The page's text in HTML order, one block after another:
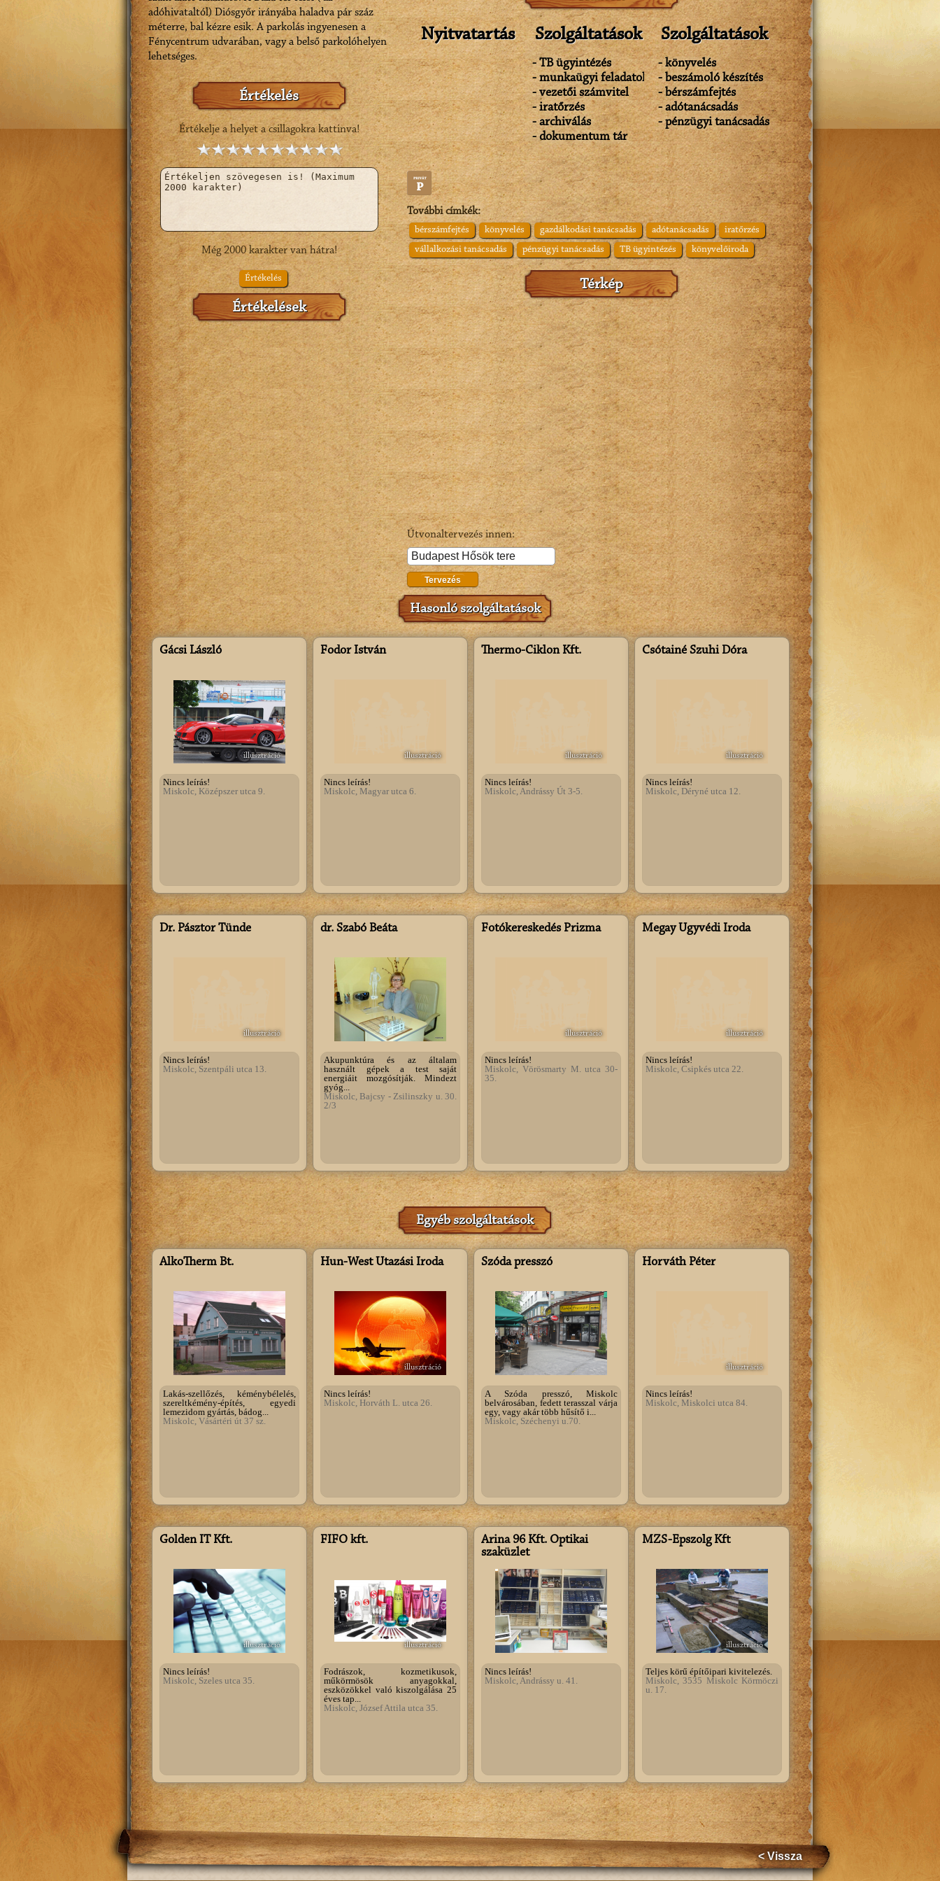
adóhivataltól) Diósgyőr irányába haladva pár száz
méterre, bal kézre esik. A parkolás ingyenesen a
Fénycentrum udvarában, vagy a belső parkolóhelyen
lehetséges.
Értékelés
Értékelje a helyet a csillagokra kattinva!
Még2000karakter van hátra!
Értékelés
Értékelések
gazdasági, vállalkozás alapítási, vezetői számviteli vonalon. Egyéb szolgáltatásaink
közé tartozik még az iratőrzés, archiválás, szabályzat készítés, elektronikus
dokumentum tár...
Nyitvatartás Szolgáltatások
- TB ügyintézés
- munkaügyi feladatok
- vezetői számvitel
- iratőrzés
- archiválás
- dokumentum tár
Szolgáltatások
- könyvelés
- beszámoló készítés
- bérszámfejtés
- adótanácsadás
- pénzügyi tanácsadás
További címkék:
bérszámfejtés könyvelés gazdálkodási tanácsadás adótanácsadás
iratőrzés
vállalkozási tanácsadás
pénzügyi tanácsadás TB ügyintézés könyvelőiroda
Térkép
Útvonaltervezés innen:
Tervezés
Hasonló szolgáltatások
Gácsi László
illusztráció
Nincs leírás!
Miskolc, Középszer utca 9.
Fodor István
illusztráció
Nincs leírás!
Miskolc, Magyar utca 6.
Thermo-Ciklon Kft.
illusztráció
Nincs leírás!
Miskolc, Andrássy Út 3-5.
Csótainé Szuhi Dóra
illusztráció
Nincs leírás!
Miskolc, Déryné utca 12.
Dr. Pásztor Tünde
illusztráció
Nincs leírás!
Miskolc, Szentpáli utca 13.
dr. Szabó Beáta
Akupunktúra és az általam
használt gépek a test saját
energiáit mozgósítják. Mindezt
gyóg...
Miskolc, Bajcsy - Zsilinszky u. 30.
2/3
Fotókereskedés Prizma
illusztráció
Nincs leírás!
Miskolc, Vörösmarty M. utca 30-
35.
Megay Ügyvédi Iroda
illusztráció
Nincs leírás!
Miskolc, Csipkés utca 22.
Egyéb szolgáltatások
AlkoTherm Bt.
Lakás-szellőzés, kéménybélelés,
szereltkémény-építés, egyedi
lemezidom gyártás, bádog...
Miskolc, Vásártéri út 37 sz.
Hun-West Utazási Iroda
illusztráció
Nincs leírás!
Miskolc, Horváth L. utca 26.
Szóda presszó
A Szóda presszó, Miskolc
belvárosában, fedett terasszal várja
egy, vagy akár több hűsítő i...
Miskolc, Széchenyi u.70.
Horváth Péter
illusztráció
Nincs leírás!
Miskolc, Miskolci utca 84.
Golden IT Kft.
illusztráció
Nincs leírás!
Miskolc, Szeles utca 35.
FIFO kft.
illusztráció
Fodrászok, kozmetikusok,
műkörmösök anyagokkal,
eszközökkel való kiszolgálása 25
éves tap...
Miskolc, József Attila utca 35.
Arina 96 Kft. Optikai
szaküzlet
Nincs leírás!
Miskolc, Andrássy u. 41.
MZS-Épszolg Kft
illusztráció
Teljes körű építőipari kivitelezés.
Miskolc, 3535 Miskolc Körmöczi
u. 17.
< Vissza